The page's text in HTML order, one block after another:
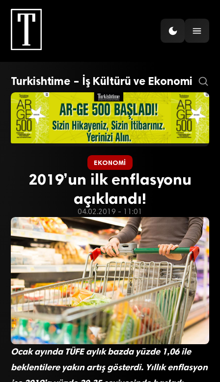
Turkishtime – İş Kültürü ve Ekonomi
EKONOMI
2019’un ilk enflasyonu
açıklandı!
04.02.2019 - 11:01
Ocak ayında TÜFE aylık bazda yüzde 1,06 ile
beklentilere yakın artış gösterdi. Yıllık enflasyon